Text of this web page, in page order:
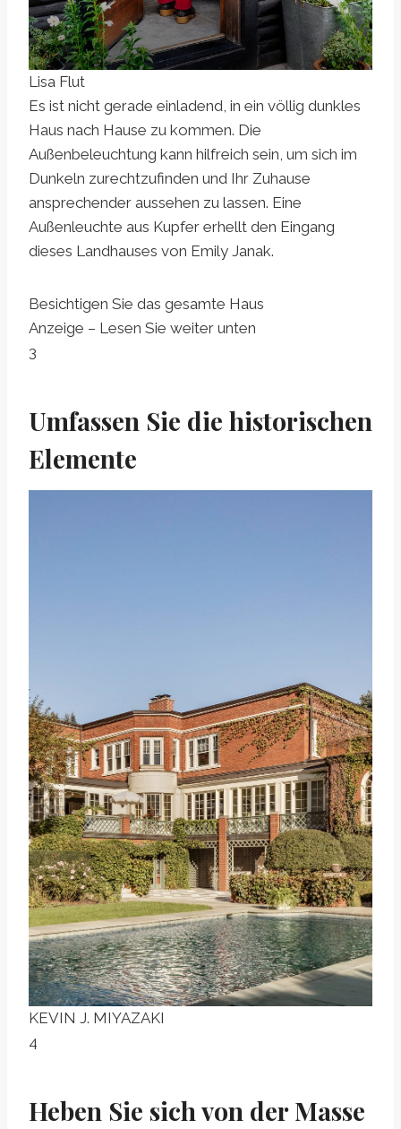
Lisa Flut
Es ist nicht gerade einladend, in ein völlig dunkles
Haus nach Hause zu kommen. Die
Außenbeleuchtung kann hilfreich sein, um sich im
Dunkeln zurechtzufinden und Ihr Zuhause
ansprechender aussehen zu lassen. Eine
Außenleuchte aus Kupfer erhellt den Eingang
dieses Landhauses von Emily Janak.
Besichtigen Sie das gesamte Haus
Anzeige – Lesen Sie weiter unten
3
Umfassen Sie die historischen
Elemente
KEVIN J. MIYAZAKI
4
Heben Sie sich von der Masse